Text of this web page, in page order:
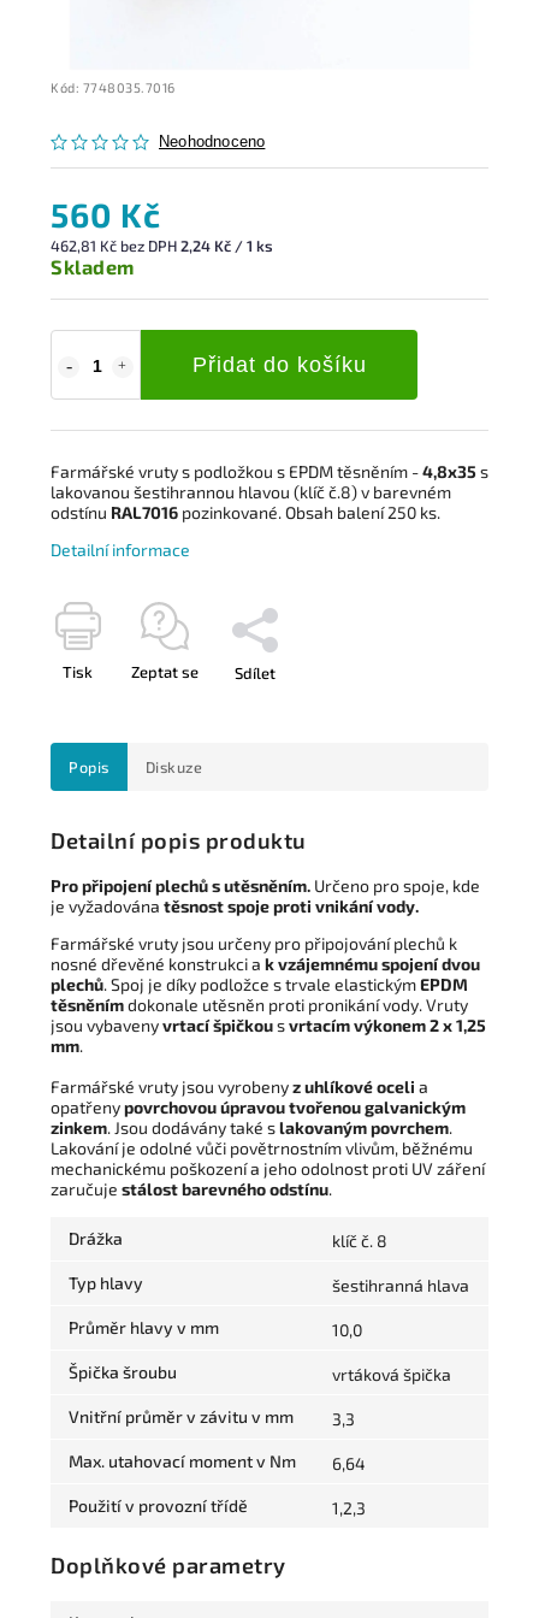
Kód: 7748035.7016
Neohodnoceno
560 Kč
462,81 Kč bez DPH2,24 Kč / 1 ks
Skladem
Přidat do košíku
Farmářské vruty s podložkou s EPDM těsněním -4,8x35 s
lakovanou šestihrannou hlavou (klíč č.8) v barevném
odstínu RAL7016 pozinkované.Obsah balení 250 ks.
Detailní informace
Tisk Zeptat se Sdílet
Popis Diskuze
Detailní popis produktu
Pro připojení plechů s utěsněním. Určeno pro spoje, kde
je vyžadována těsnost spoje proti vnikání vody.
Farmářské vruty jsou určeny pro připojování plechů k
nosné dřevěné konstrukci a k vzájemnému spojení dvou
plechů. Spoj je díky podložce s trvale elastickýmEPDM
těsněnímdokonale utěsněn proti pronikání vody. Vruty
jsou vybavenyvrtací špičkousvrtacím výkonem 2 x 1,25
mm.
Farmářské vruty jsou vyrobenyz uhlíkové oceli a
opatřenypovrchovou úpravou tvořenou galvanickým
zinkem. Jsou dodávány také slakovaným povrchem.
Lakování je odolné vůči povětrnostním vlivům, běžnému
mechanickému poškození a jeho odolnost proti UV záření
zaručuje stálost barevného odstínu.
Drážka klíč č. 8
Typ hlavy šestihranná hlava
Průměr hlavy v mm 10,0
Špička šroubu vrtáková špička
Vnitřní průměr v závitu v mm 3,3
Max. utahovací moment v Nm 6,64
Použití v provozní třídě 1,2,3
Doplňkové parametry